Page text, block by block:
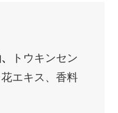
トウキンセン
エキス、香料